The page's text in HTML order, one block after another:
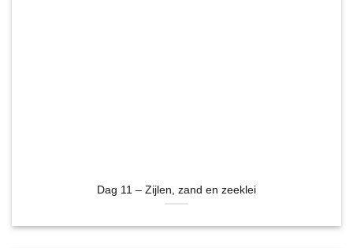
Dag 11 – Zijlen, zand en zeeklei